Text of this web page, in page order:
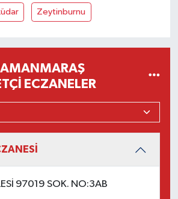
Zeytinburnu
ECZANELER
97019 SOK. NO:3AB